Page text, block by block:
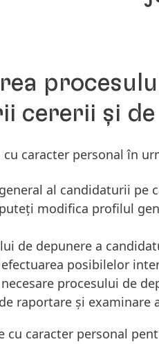
cererii și de
caracter personal în
al candidaturii pe
modifica profilul
de depunere a
posibilelor
procesului de
raportare și examinare
cu caracter personal